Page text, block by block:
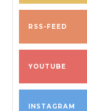
RSS-FEED
YOUTUBE
INSTAGRAM